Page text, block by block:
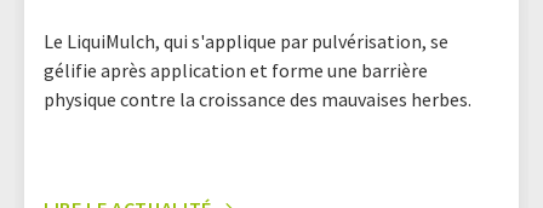
Le LiquiMulch, qui s'applique par pulvérisation, se
gélifie après application et forme une barrière
physique contre la croissance des mauvaises herbes.